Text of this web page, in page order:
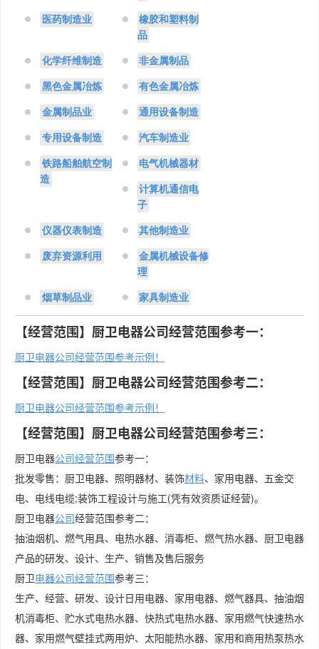
医药制造业
橡胶和塑料制
品
化学纤维制造 非金属制品
黑色金属冶炼 有色金属冶炼
金属制品业 通用设备制造
专用设备制造 汽车制造业
铁路船舶航空制
造
电气机械器材
计算机通信电
子
仪器仪表制造 其他制造业
废弃资源利用
金属机械设备修
理
烟草制品业 家具制造业
【经营范围】厨卫电器公司经营范围参考一：
厨卫电器公司经营范围参考示例！
【经营范围】厨卫电器公司经营范围参考二：
厨卫电器公司经营范围参考示例！
【经营范围】厨卫电器公司经营范围参考三：
厨卫电器公司经营范围参考一：
批发零售：厨卫电器、照明器材、装饰材料、家用电器、五金交
电、电线电缆;装饰工程设计与施工(凭有效资质证经营)。
厨卫电器公司经营范围参考二：
抽油烟机、燃气用具、电热水器、消毒柜、燃气热水器、厨卫电器
产品的研发、设计、生产、销售及售后服务
厨卫电器公司经营范围参考三：
生产、经营、研发、设计日用电器、家用电器、燃气器具、抽油烟
机消毒柜、贮水式电热水器、快热式电热水器、家用燃气快速热水
器、家用燃气壁挂式两用炉、太阳能热水器、家用和商用热泵热水